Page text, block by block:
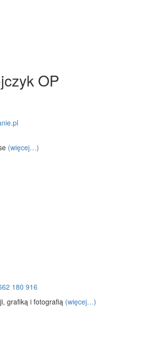
OP
(więcej…)
180 916
grafiką i fotografią (więcej…)